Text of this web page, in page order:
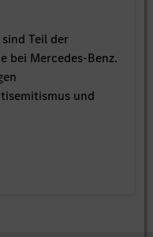
Teil der
bei Mercedes-Benz.
und